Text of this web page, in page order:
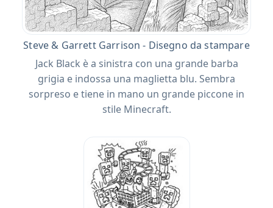
Steve & Garrett Garrison - Disegno da stampare
Jack Black è a sinistra con una grande barba
grigia e indossa una maglietta blu. Sembra
sorpreso e tiene in mano un grande piccone in
stile Minecraft.